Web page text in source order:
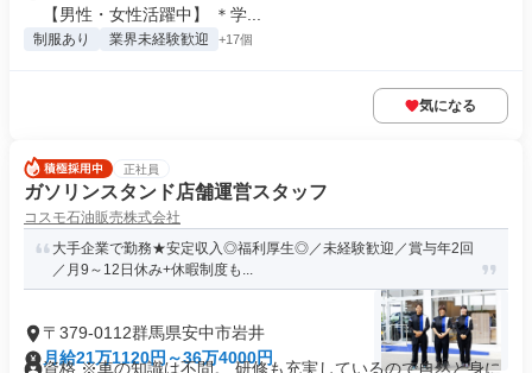
【男性・女性活躍中】 ＊学...
制服あり 業界未経験歓迎 +17個
気になる
正社員
ガソリンスタンド店舗運営スタッフ
コスモ石油販売株式会社
大手企業で勤務★安定収入◎福利厚生◎／未経験歓迎／賞与年2回
／月9～12日休み+休暇制度も...
〒379-0112群馬県安中市岩井
月給21万1120円～36万4000円
資格 ※車の知識は不問。 研修も充実しているので自然と身に